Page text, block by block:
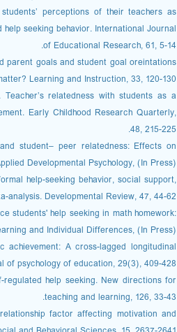
perceptions of their teachers as
seeking behavior. International Journal
of Educational Research, 61, 5-14.
parent goals and student goal oreintations
Learning and Instruction, 33, 120-130.
relatedness with students as a
Early Childhood Research Quarterly,
48, 215-225.
student– peer relatedness: Effects on
Developmental Psychology, (In Press).
help-seeking behavior, social support,
Developmental Review, 47, 44-62.
students' help seeking in math homework:
and Individual Differences, (In Press).
A cross-lagged longitudinal
psychology of education, 29(3), 409-428.
help seeking. New directions for
teaching and learning, 126, 33-43.
factor affecting motivation and